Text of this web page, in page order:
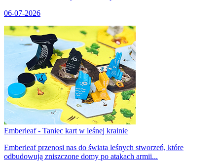
06-07-2026
Emberleaf - Taniec kart w leśnej krainie
Emberleaf przenosi nas do świata leśnych stworzeń, które
odbudowują zniszczone domy po atakach armii...